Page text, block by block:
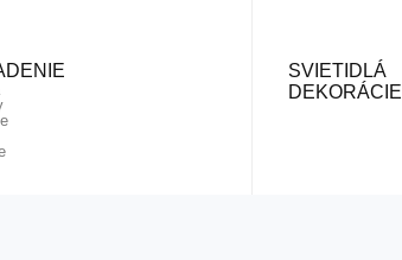
SVIETIDLÁ
DEKORÁCIE